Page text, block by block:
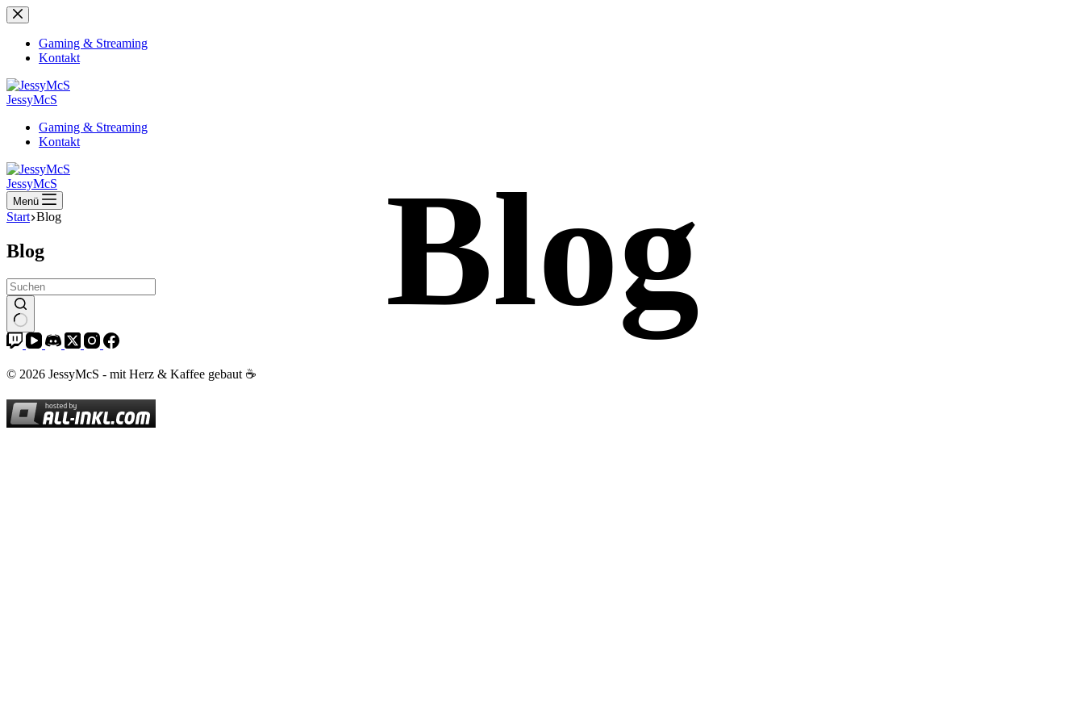
Zum
Inhalt
springenGaming & Streaming
Kontakt
JessyMcS
Gaming & Streaming
Kontakt
JessyMcS
Menü
Start Blog
Blog
Keine
Ergebnisse
© 2026 JessyMcS - mit Herz & Kaffee gebaut ☕